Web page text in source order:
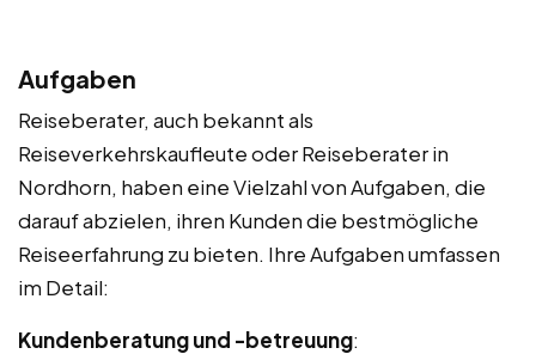
Aufgaben
Reiseberater, auch bekannt als
Reiseverkehrskaufleute oder Reiseberater in
Nordhorn, haben eine Vielzahl von Aufgaben, die
darauf abzielen, ihren Kunden die bestmögliche
Reiseerfahrung zu bieten. Ihre Aufgaben umfassen
im Detail:
Kundenberatung und -betreuung: